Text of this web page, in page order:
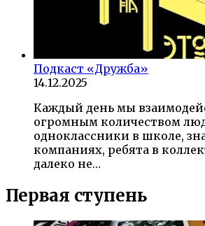
Подкаст «Дружба»
14.12.2025
Каждый день мы
огромным количеством
одноклассники в школе,
компаниях, ребята в
далеко не…
Первая ступень